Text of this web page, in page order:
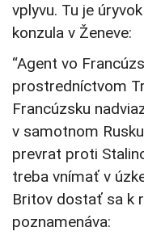
vplyvu. Tu je
konzula v Ženeve:
“Agent vo
prostredníctvom
Francúzsku
v samotnom
prevrat proti
treba vnímať v
Britov dostať sa k
poznamenáva: